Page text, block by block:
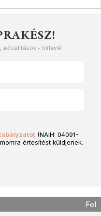
aktualitások - hírlevél
(NAIH: 04091-
értesítést küldjenek.
Fel